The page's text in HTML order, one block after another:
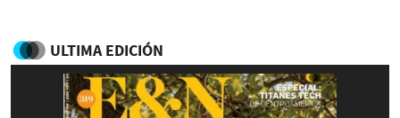
ULTIMA EDICIÓN